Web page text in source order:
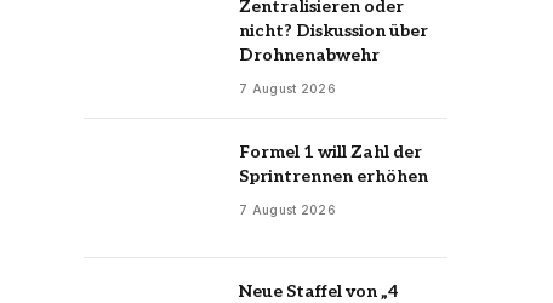
Zentralisieren oder
nicht? Diskussion über
Drohnenabwehr
7 August 2026
Formel 1 will Zahl der
Sprintrennen erhöhen
7 August 2026
Neue Staffel von „4